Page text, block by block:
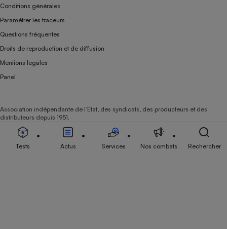
Conditions générales
Paramétrer les traceurs
Questions fréquentes
Droits de reproduction et de diffusion
Mentions légales
Panel
Association indépendante de l’État, des syndicats, des producteurs et des
distributeurs depuis 1951.
Tests Actus Services Nos combats Rechercher